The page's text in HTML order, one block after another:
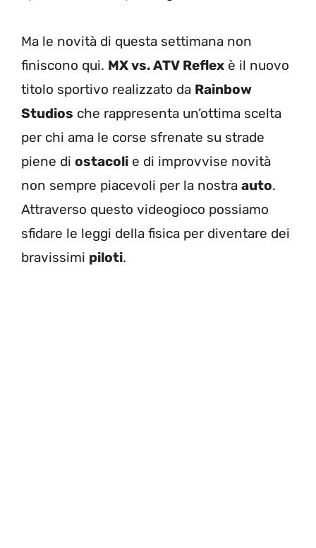
Ma le novità di questa settimana non
finiscono qui. MX vs. ATV Reflex è il nuovo
titolo sportivo realizzato da Rainbow
Studios che rappresenta un’ottima scelta
per chi ama le corse sfrenate su strade
piene di ostacoli e di improvvise novità
non sempre piacevoli per la nostra auto.
Attraverso questo videogioco possiamo
sfidare le leggi della fisica per diventare dei
bravissimi piloti.